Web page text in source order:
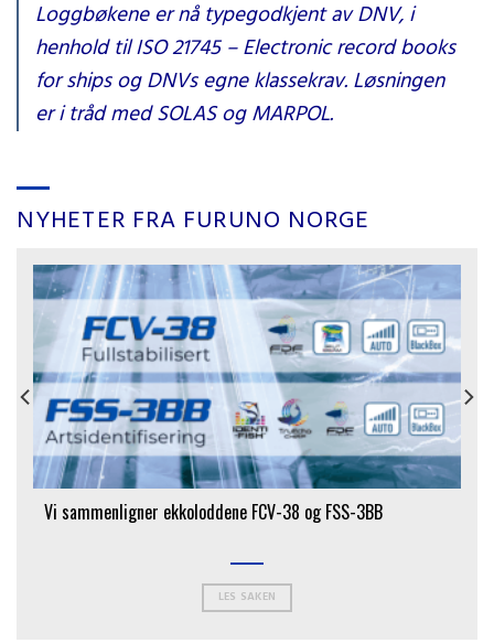
Loggbøkene er nå typegodkjent av DNV, i
henhold til ISO 21745 – Electronic record books
for ships og DNVs egne klassekrav. Løsningen
er i tråd med SOLAS og MARPOL.
NYHETER FRA FURUNO NORGE
Vi sammenligner ekkoloddene FCV-38 og FSS-3BB
LES SAKEN